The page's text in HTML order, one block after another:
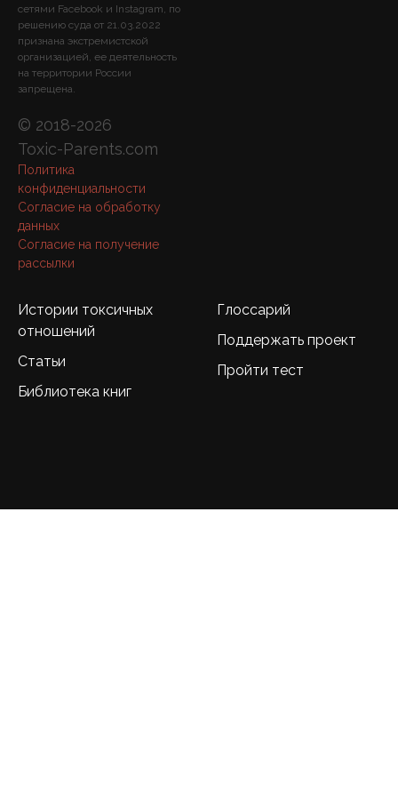
сетями Facebook и Instagram, по
решению суда от 21.03.2022
признана экстремистской
организацией, ее деятельность
на территории России
запрещена.
© 2018-2026
Toxic-Parents.com
Политика
конфиденциальности
Согласие на обработку
данных
Согласие на получение
рассылки
Истории токсичных
отношений
Статьи
Библиотека книг
Глоссарий
Поддержать проект
Пройти тест